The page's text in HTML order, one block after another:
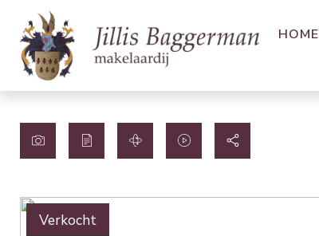
HOME
Verkocht